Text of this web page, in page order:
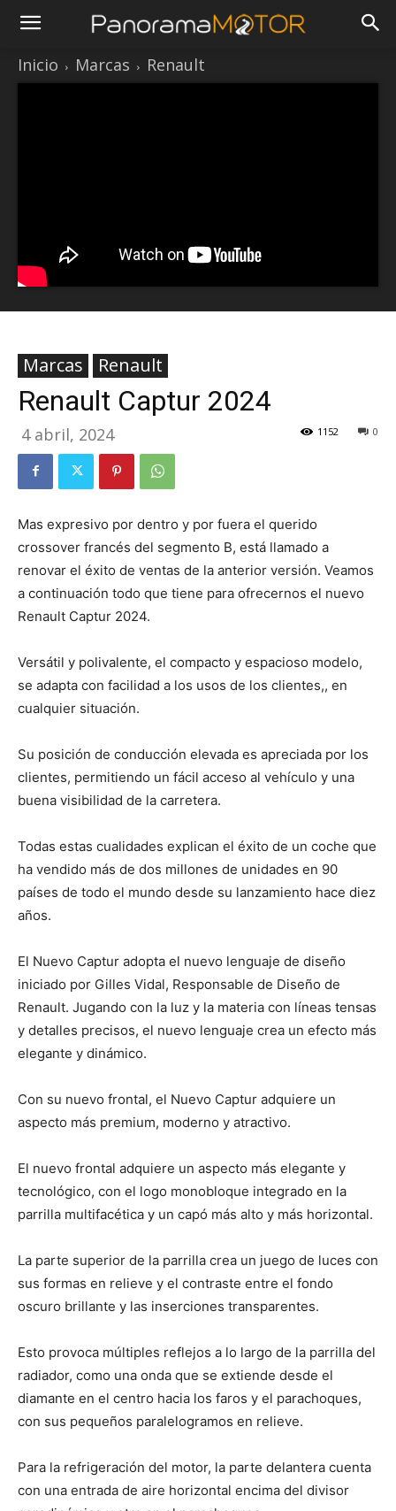
Inicio Marcas Renault
Marcas Renault
Renault Captur 2024
4 abril, 2024 0
1152
Mas expresivo por dentro y por fuera el querido
crossover francés del segmento B, está llamado a
renovar el éxito de ventas de la anterior versión. Veamos
a continuación todo que tiene para ofrecernos el nuevo
Renault Captur 2024.
Versátil y polivalente, el compacto y espacioso modelo,
se adapta con facilidad a los usos de los clientes,, en
cualquier situación.
Su posición de conducción elevada es apreciada por los
clientes, permitiendo un fácil acceso al vehículo y una
buena visibilidad de la carretera.
Todas estas cualidades explican el éxito de un coche que
ha vendido más de dos millones de unidades en 90
países de todo el mundo desde su lanzamiento hace diez
años.
El Nuevo Captur adopta el nuevo lenguaje de diseño
iniciado por Gilles Vidal, Responsable de Diseño de
Renault. Jugando con la luz y la materia con líneas tensas
y detalles precisos, el nuevo lenguaje crea un efecto más
elegante y dinámico.
Con su nuevo frontal, el Nuevo Captur adquiere un
aspecto más premium, moderno y atractivo.
El nuevo frontal adquiere un aspecto más elegante y
tecnológico, con el logo monobloque integrado en la
parrilla multifacética y un capó más alto y más horizontal.
La parte superior de la parrilla crea un juego de luces con
sus formas en relieve y el contraste entre el fondo
oscuro brillante y las inserciones transparentes.
Esto provoca múltiples reflejos a lo largo de la parrilla del
radiador, como una onda que se extiende desde el
diamante en el centro hacia los faros y el parachoques,
con sus pequeños paralelogramos en relieve.
Para la refrigeración del motor, la parte delantera cuenta
con una entrada de aire horizontal encima del divisor